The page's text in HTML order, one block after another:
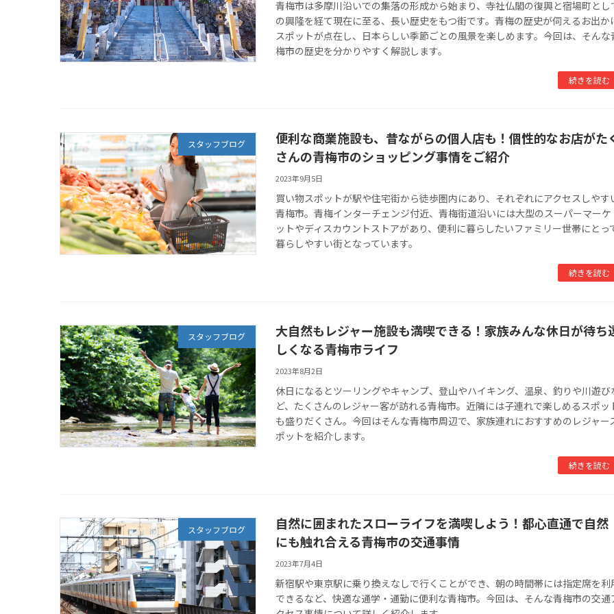
青梅市は多摩川沿いでの集落の形成から始まり、寺社仏閣の復興と宿場町とし
の興隆を経て現在に至る、長い歴史をもつ街です。青梅の歴史が伺えるお出か
スポットが点在し、日本らしい季節ごとの風景を楽しめます。今回は、そんな
梅市の歴史を分かりやすく解説します。
続きを読む
スタッフブログ
便利な商業施設も、昔ながらの個人店も！個性的なお店がた
さんの青梅市のショッピング事情をご紹介
2023年9月5日
買い物スポットが駅や住宅街から徒歩圏内にあり、それぞれにアクセスしやす
青梅市。青梅インターチェンジ付近、青梅街道沿いには大型のスーパーマーケ
ットやディスカウントストアがあり、便利に暮らしたいファミリー世帯にとっ
暮らしやすい街となっています。
続きを読む
スタッフブログ
大自然もレジャー施設も満喫できる！家族みんな休日が待ち
しくなる青梅市ライフ
2023年8月2日
休日になるとツーリングやキャンプ、登山やハイキング、温泉、釣りや川遊び
ど、たくさんのレジャー客が訪れる青梅市。近隣には子連れで楽しめるスポッ
も盛りだくさん。今回はそんな青梅市周辺で、家族連れにおすすめのレジャー
ポットを紹介します。
続きを読む
スタッフブログ
自然に囲まれたスローライフを満喫しよう！都心直通で自然
にも触れ合える青梅市の交通事情
2023年7月4日
新宿駅や東京駅に乗り換えなしで行くことができ、朝の時間帯には指定席を利
できるなど、快適な通学・通勤に便利な青梅市。今回は、そんな青梅市の交通